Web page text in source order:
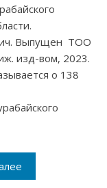
Выпущен ТОО
изд-вом, 2023.
о 138